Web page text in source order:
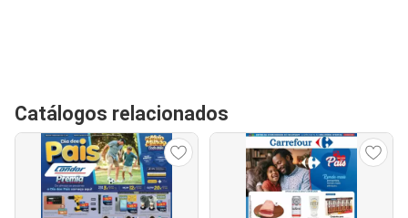
Catálogos relacionados